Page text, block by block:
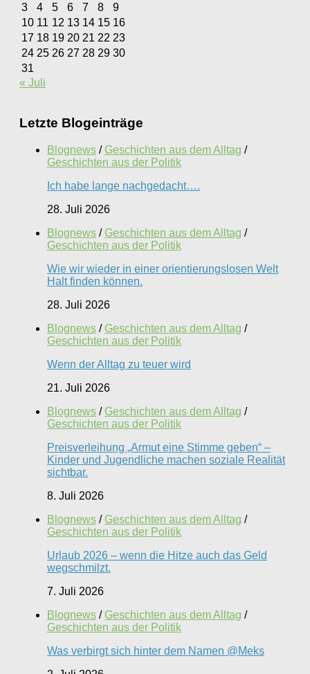
3
4 5 6 7 8
9
10 11 12 13 14 15 16
17 18 19 20 21 22 23
24 25 26 27 28 29 30
31
« Juli
Letzte Blogeinträge
Blognews / Geschichten aus dem Alltag /
Geschichten aus der Politik
Ich habe lange nachgedacht….
28. Juli 2026
Blognews / Geschichten aus dem Alltag /
Geschichten aus der Politik
Wie wir wieder in einer orientierungslosen Welt
Halt finden können.
28. Juli 2026
Blognews / Geschichten aus dem Alltag /
Geschichten aus der Politik
Wenn der Alltag zu teuer wird
21. Juli 2026
Blognews / Geschichten aus dem Alltag /
Geschichten aus der Politik
Preisverleihung „Armut eine Stimme geben“ –
Kinder und Jugendliche machen soziale Realität
sichtbar.
8. Juli 2026
Blognews / Geschichten aus dem Alltag /
Geschichten aus der Politik
Urlaub 2026 – wenn die Hitze auch das Geld
wegschmilzt.
7. Juli 2026
Blognews / Geschichten aus dem Alltag /
Geschichten aus der Politik
Was verbirgt sich hinter dem Namen @Meks